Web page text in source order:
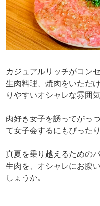
カジュアルリッチがコン
生肉料理、焼肉をいただ
りやすいオシャレな雰囲気
肉好き女子を誘ってがっ
て女子会するにもぴったり
真夏を乗り越えるための
生肉を、オシャレにお腹
しょうか。